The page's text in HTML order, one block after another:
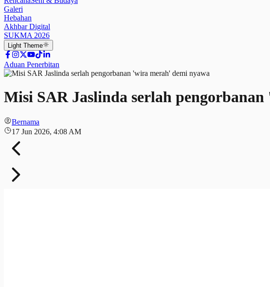
Galeri
Hebahan
Akhbar Digital
SUKMA 2026
Light Theme
Aduan Penerbitan
Misi SAR Jaslinda serlah
Bernama
17 Jun 2026, 4:08 AM